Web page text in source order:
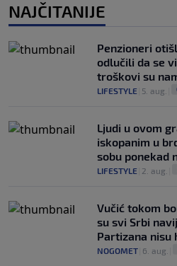
NAJČITANIJE
Penzioneri
odlučili da se
troškovi su
LIFESTYLE 5. aug.
Ljudi u ovom
iskopanim u
sobu ponekad
LIFESTYLE 2. aug.
Vučić tokom
su svi Srbi
Partizana nisu
NOGOMET 6. aug.